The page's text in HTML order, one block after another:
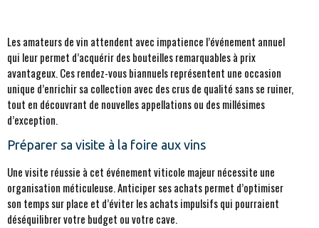
Les amateurs de vin attendent avec impatience l’événement annuel
qui leur permet d’acquérir des bouteilles remarquables à prix
avantageux. Ces rendez-vous biannuels représentent une occasion
unique d’enrichir sa collection avec des crus de qualité sans se ruiner,
tout en découvrant de nouvelles appellations ou des millésimes
d’exception.
Préparer sa visite à la foire aux vins
Une visite réussie à cet événement viticole majeur nécessite une
organisation méticuleuse. Anticiper ses achats permet d’optimiser
son temps sur place et d’éviter les achats impulsifs qui pourraient
déséquilibrer votre budget ou votre cave.